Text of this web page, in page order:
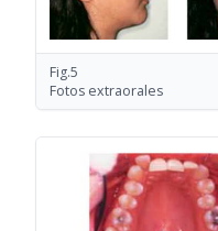
Fig.5
Fotos extraorales